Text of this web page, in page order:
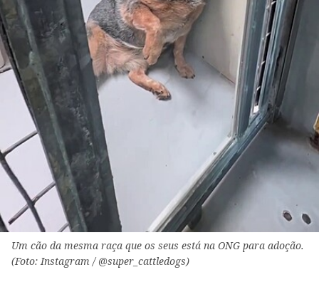
Um cão da mesma raça que os seus está na ONG para adoção.
(Foto: Instagram / @super_cattledogs)